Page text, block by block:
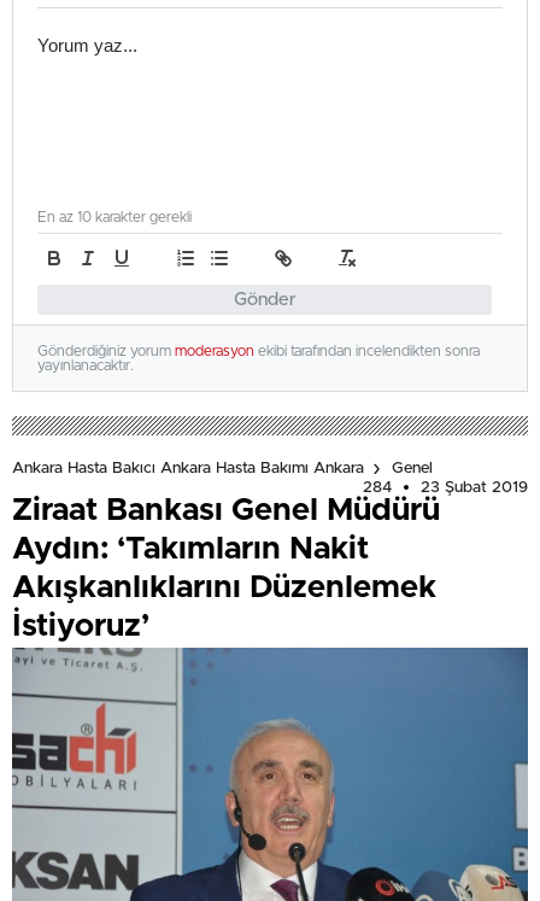
Gönder
En az 10 karakter gerekli
Gönderdiğiniz yorum moderasyon ekibi tarafından incelendikten sonra
yayınlanacaktır.
Ankara Hasta Bakıcı Ankara Hasta Bakımı Ankara
Genel
284
23 Şubat 2019
Ziraat Bankası Genel Müdürü
Aydın: ‘Takımların Nakit
Akışkanlıklarını Düzenlemek
İstiyoruz’